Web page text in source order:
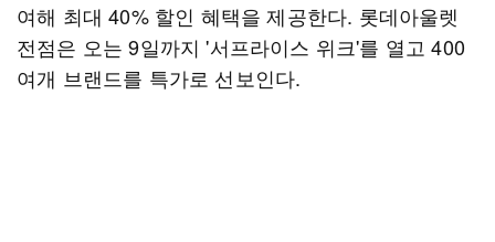
여해 최대 40% 할인 혜택을 제공한다. 롯데아울렛
전점은 오는 9일까지 '서프라이스 위크'를 열고 400
여개 브랜드를 특가로 선보인다.